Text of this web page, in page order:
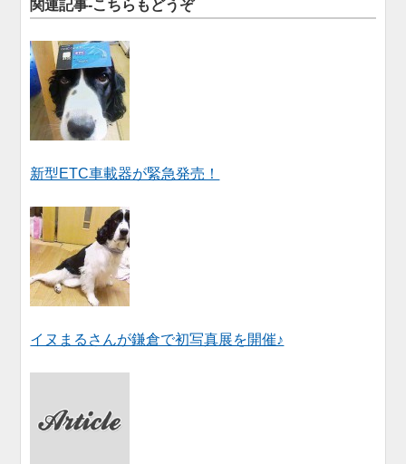
関連記事-こちらもどうぞ
新型ETC車載器が緊急発売！
イヌまるさんが鎌倉で初写真展を開催♪